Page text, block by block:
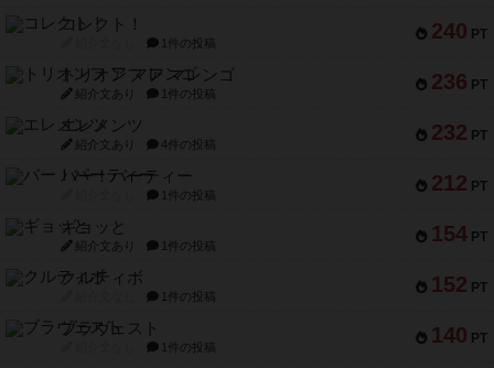
240 PT
コレクト！
1件の投稿
236 PT
トリオンフ ア マレンゴ
紹介文あり 1件の投稿
232 PT
エレメンツ
紹介文あり 4件の投稿
212 PT
バー！パーティー
1件の投稿
154 PT
ギョッと
紹介文あり 1件の投稿
152 PT
クルティボ
1件の投稿
140 PT
ブラヴェスト
1件の投稿